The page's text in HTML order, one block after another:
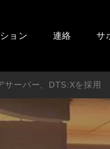
ョン 連絡 サ
サーバー、DTS:Xを採用